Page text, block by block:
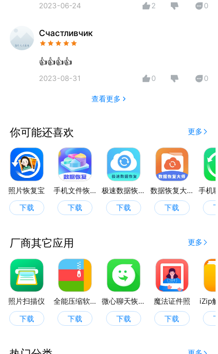
视频扫描查找：
2023-06-24 2 0
Счастливчик
👍👍👍👍
2023-08-31 0 0
查看更多
你可能还喜欢 更多
照片恢复宝
下载
手机文件恢复
下载
极速数据恢复专家
下载
数据恢复大师助手
下载
厂商其它应用 更多
照片扫描仪
下载
全能压缩软件
下载
微心聊天恢复
下载
魔法证件照
下载
iZip